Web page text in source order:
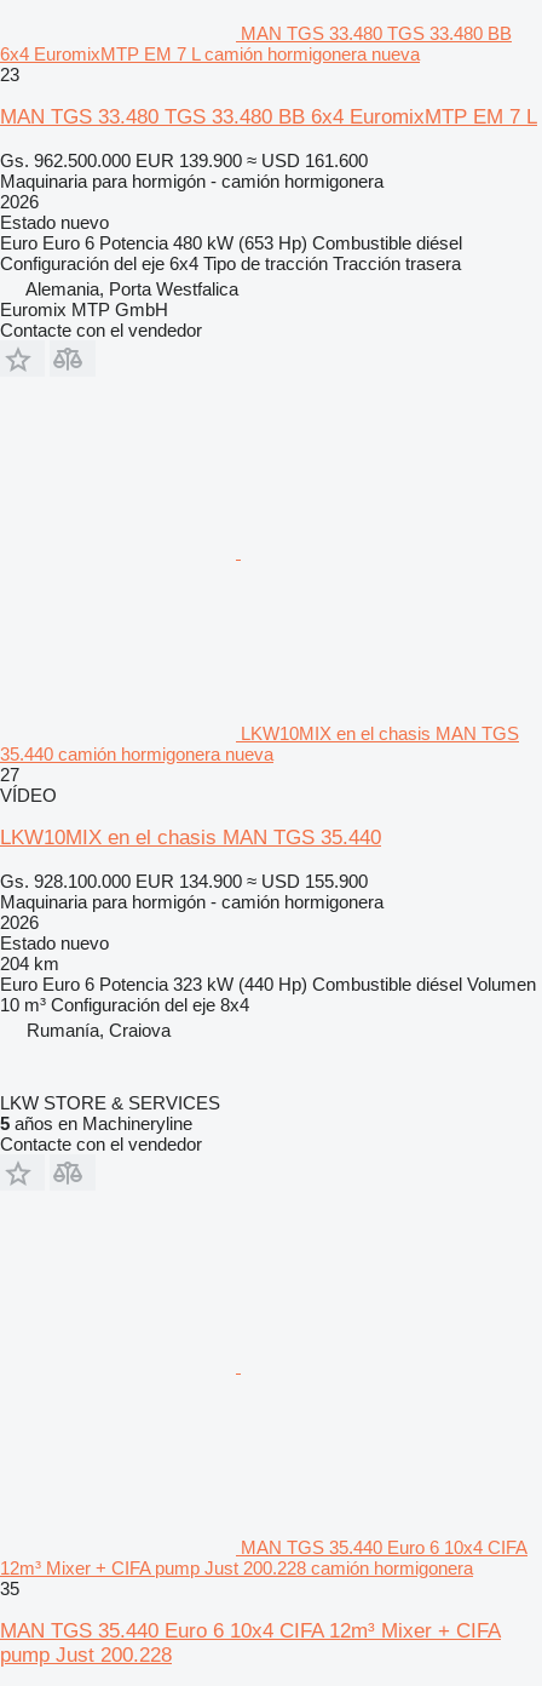
MAN TGS 33.480 TGS 33.480 BB
6x4 EuromixMTP EM 7 L camión hormigonera nueva
23
MAN TGS 33.480 TGS 33.480 BB 6x4 EuromixMTP EM 7 L
Gs. 962.500.000 EUR 139.900 ≈ USD 161.600
Maquinaria para hormigón - camión hormigonera
2026
Estado nuevo
Euro Euro 6 Potencia 480 kW (653 Hp) Combustible diésel
Configuración del eje 6x4 Tipo de tracción Tracción trasera
Alemania, Porta Westfalica
Euromix MTP GmbH
Contacte con el vendedor
LKW10MIX en el chasis MAN TGS
35.440 camión hormigonera nueva
27
VÍDEO
LKW10MIX en el chasis MAN TGS 35.440
Gs. 928.100.000 EUR 134.900 ≈ USD 155.900
Maquinaria para hormigón - camión hormigonera
2026
Estado nuevo
204 km
Euro Euro 6 Potencia 323 kW (440 Hp) Combustible diésel Volumen
10 m³ Configuración del eje 8x4
Rumanía, Craiova
LKW STORE & SERVICES
5 años en Machineryline
Contacte con el vendedor
MAN TGS 35.440 Euro 6 10x4 CIFA
12m³ Mixer + CIFA pump Just 200.228 camión hormigonera
35
MAN TGS 35.440 Euro 6 10x4 CIFA 12m³ Mixer + CIFA
pump Just 200.228